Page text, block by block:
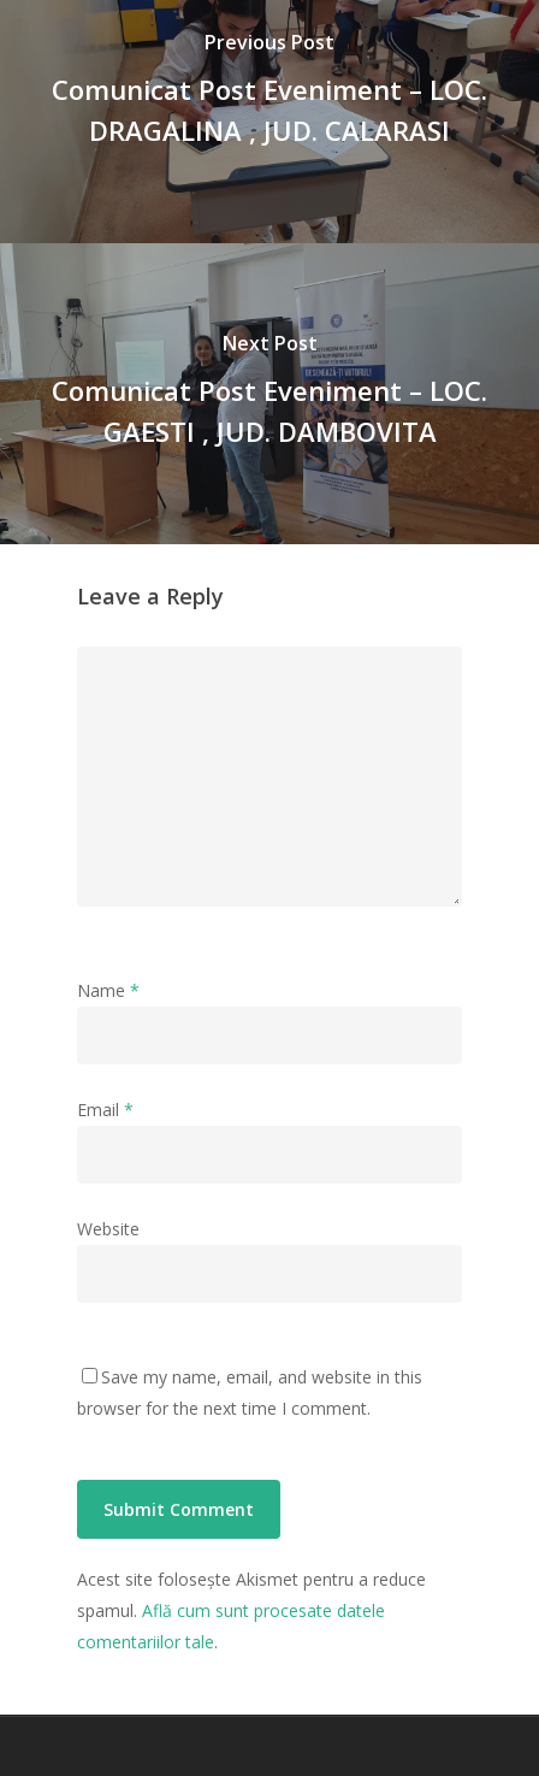
Previous Post
Comunicat Post Eveniment – LOC.
DRAGALINA , JUD. CALARASI
Next Post
Comunicat Post Eveniment – LOC.
GAESTI , JUD. DAMBOVITA
Leave a Reply
Name *
Email *
Website
Save my name, email, and website in this
browser for the next time I comment.
Acest site folosește Akismet pentru a reduce
spamul. Află cum sunt procesate datele
comentariilor tale.